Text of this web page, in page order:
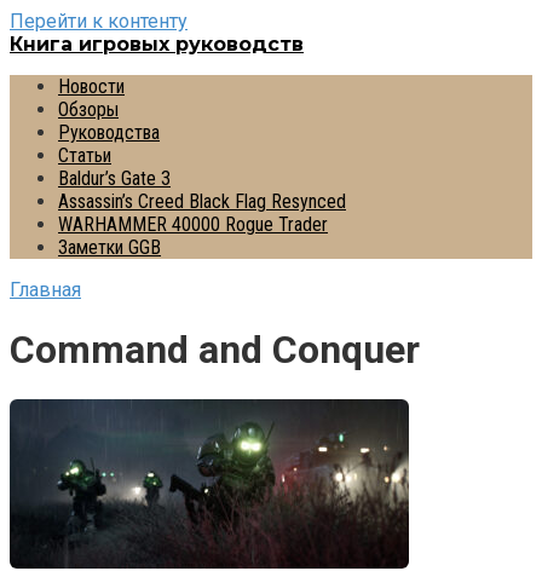
Перейти к контенту
Книга игровых руководств
Новости
Обзоры
Руководства
Статьи
Baldur’s Gate 3
Assassin’s Creed Black Flag Resynced
WARHAMMER 40000 Rogue Trader
Заметки GGB
Главная
Command and Conquer